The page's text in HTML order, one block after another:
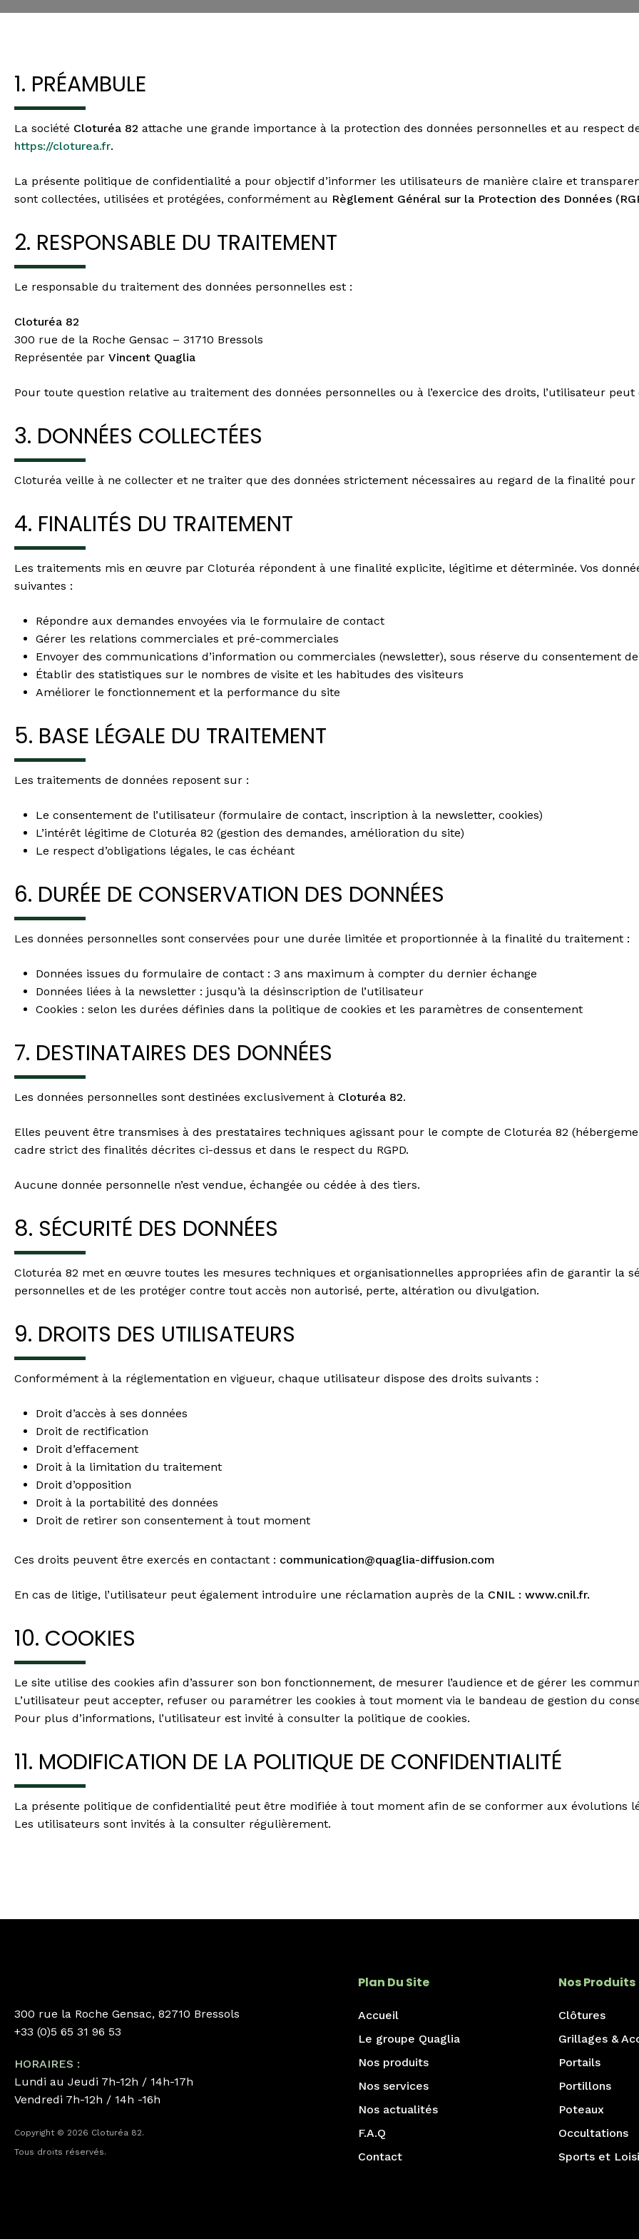
1. PRÉAMBULE
La société Cloturéa 82 attache une grande importance à la protection des données personnelles et au respect
https://cloturea.fr.
La présente politique de confidentialité a pour objectif d’informer les utilisateurs de manière claire et
sont collectées, utilisées et protégées, conformément au Règlement Général sur la Protection des Données
2. RESPONSABLE DU TRAITEMENT
Le responsable du traitement des données personnelles est :
Cloturéa 82
300 rue de la Roche Gensac – 31710 Bressols
Représentée par Vincent Quaglia
Pour toute question relative au traitement des données personnelles ou à l’exercice des droits, l’utilisateur peut
3. DONNÉES COLLECTÉES
Cloturéa veille à ne collecter et ne traiter que des données strictement nécessaires au regard de la finalité
4. FINALITÉS DU TRAITEMENT
Les traitements mis en œuvre par Cloturéa répondent à une finalité explicite, légitime et déterminée. Vos
suivantes :
Répondre aux demandes envoyées via le formulaire de contact
Gérer les relations commerciales et pré-commerciales
Envoyer des communications d’information ou commerciales (newsletter), sous réserve du consentement
Établir des statistiques sur le nombres de visite et les habitudes des visiteurs
Améliorer le fonctionnement et la performance du site
5. BASE LÉGALE DU TRAITEMENT
Les traitements de données reposent sur :
Le consentement de l’utilisateur (formulaire de contact, inscription à la newsletter, cookies)
L’intérêt légitime de Cloturéa 82 (gestion des demandes, amélioration du site)
Le respect d’obligations légales, le cas échéant
6. DURÉE DE CONSERVATION DES DONNÉES
Les données personnelles sont conservées pour une durée limitée et proportionnée à la finalité du traitement :
Données issues du formulaire de contact : 3 ans maximum à compter du dernier échange
Données liées à la newsletter : jusqu’à la désinscription de l’utilisateur
Cookies : selon les durées définies dans la politique de cookies et les paramètres de consentement
7. DESTINATAIRES DES DONNÉES
Les données personnelles sont destinées exclusivement à Cloturéa 82.
Elles peuvent être transmises à des prestataires techniques agissant pour le compte de Cloturéa 82
cadre strict des finalités décrites ci-dessus et dans le respect du RGPD.
Aucune donnée personnelle n’est vendue, échangée ou cédée à des tiers.
8. SÉCURITÉ DES DONNÉES
Cloturéa 82 met en œuvre toutes les mesures techniques et organisationnelles appropriées afin de garantir la
personnelles et de les protéger contre tout accès non autorisé, perte, altération ou divulgation.
9. DROITS DES UTILISATEURS
Conformément à la réglementation en vigueur, chaque utilisateur dispose des droits suivants :
Droit d’accès à ses données
Droit de rectification
Droit d’effacement
Droit à la limitation du traitement
Droit d’opposition
Droit à la portabilité des données
Droit de retirer son consentement à tout moment
Ces droits peuvent être exercés en contactant : communication@quaglia-diffusion.com
En cas de litige, l’utilisateur peut également introduire une réclamation auprès de la CNIL : www.cnil.fr.
10. COOKIES
Le site utilise des cookies afin d’assurer son bon fonctionnement, de mesurer l’audience et de gérer les
L’utilisateur peut accepter, refuser ou paramétrer les cookies à tout moment via le bandeau de gestion du
Pour plus d’informations, l’utilisateur est invité à consulter la politique de cookies.
11. MODIFICATION DE LA POLITIQUE DE CONFIDENTIALITÉ
La présente politique de confidentialité peut être modifiée à tout moment afin de se conformer aux évolutions
Les utilisateurs sont invités à la consulter régulièrement.
300 rue la Roche Gensac, 82710 Bressols
+33 (0)5 65 31 96 53
HORAIRES :
Lundi au Jeudi 7h-12h / 14h-17h
Vendredi 7h-12h / 14h -16h
Copyright © 2026 Cloturéa 82.
Tous droits réservés.
Plan Du Site
Accueil
Le groupe Quaglia
Nos produits
Nos services
Nos actualités
F.A.Q
Contact
Nos Produits
Clôtures
Grillages &
Portails
Portillons
Poteaux
Occultations
Sports et